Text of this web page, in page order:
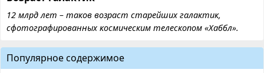
12 млрд лет – таков возраст старейших галактик,
сфотографированных космическим телескопом «Хаббл».
Популярное содержимое